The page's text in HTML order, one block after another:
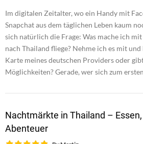
Im digitalen Zeitalter, wo ein Handy mit
Snapchat aus dem täglichen Leben kaum
sich natürlich die Frage: Was mache ich
nach Thailand fliege? Nehme ich es mit
Karte meines deutschen Providers oder
Möglichkeiten? Gerade, wer sich zum
Nachtmärkte in Thailand –
Abenteuer